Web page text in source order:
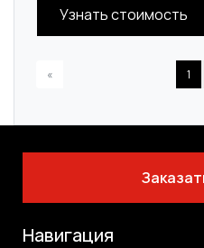
Узнать стоимость
« 1
Навигация